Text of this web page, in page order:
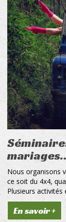
Nous organisons
ce soit du 4x4,
Plusieurs
En savoir +